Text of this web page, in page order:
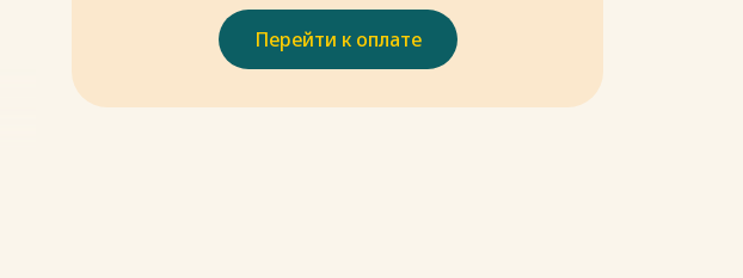
Перейти к оплате